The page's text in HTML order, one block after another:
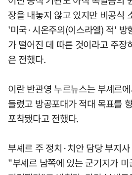
장을 내놓지 않고 있지만 비공식
'미국·시온주의(이스라엘) 적' 방
가 떨어진 데 따른 것이라고 주
은 전했다.
이란 반관영 누르뉴스는 부셰르
들렸고 방공포대가 적대 목표를
포착됐다고 전했다.
부셰르 주 정치·치안 담당 부지
"부셰르 남쪽에 있는 군기지가